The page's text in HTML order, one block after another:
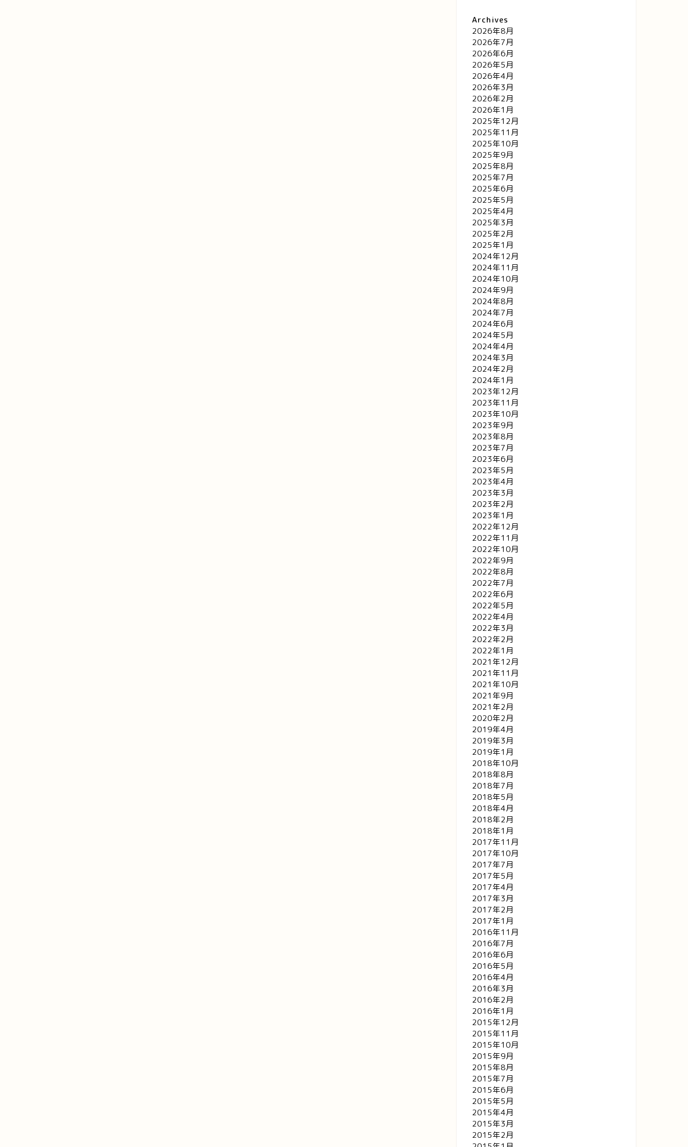
Archives
2026年8月
2026年7月
2026年6月
2026年5月
2026年4月
2026年3月
2026年2月
2026年1月
2025年12月
2025年11月
2025年10月
2025年9月
2025年8月
2025年7月
2025年6月
2025年5月
2025年4月
2025年3月
2025年2月
2025年1月
2024年12月
2024年11月
2024年10月
2024年9月
2024年8月
2024年7月
2024年6月
2024年5月
2024年4月
2024年3月
2024年2月
2024年1月
2023年12月
2023年11月
2023年10月
2023年9月
2023年8月
2023年7月
2023年6月
2023年5月
2023年4月
2023年3月
2023年2月
2023年1月
2022年12月
2022年11月
2022年10月
2022年9月
2022年8月
2022年7月
2022年6月
2022年5月
2022年4月
2022年3月
2022年2月
2022年1月
2021年12月
2021年11月
2021年10月
2021年9月
2021年2月
2020年2月
2019年4月
2019年3月
2019年1月
2018年10月
2018年8月
2018年7月
2018年5月
2018年4月
2018年2月
2018年1月
2017年11月
2017年10月
2017年7月
2017年5月
2017年4月
2017年3月
2017年2月
2017年1月
2016年11月
2016年7月
2016年6月
2016年5月
2016年4月
2016年3月
2016年2月
2016年1月
2015年12月
2015年11月
2015年10月
2015年9月
2015年8月
2015年7月
2015年6月
2015年5月
2015年4月
2015年3月
2015年2月